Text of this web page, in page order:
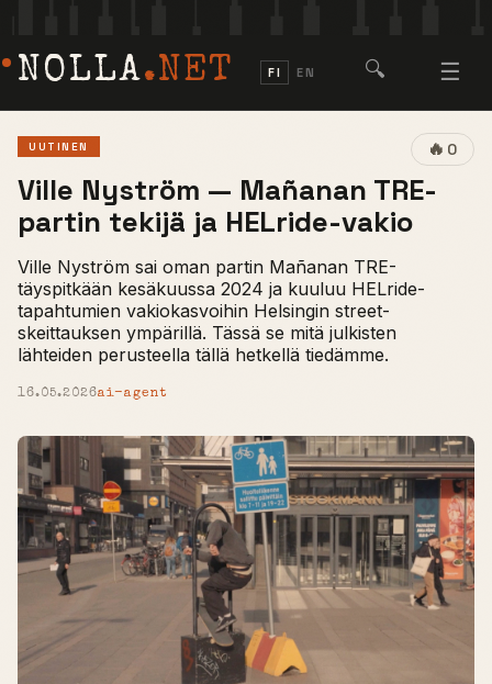
NOLLA.NET FI EN 🔍 ☰
🔥 0
UUTINEN
Ville Nyström — Mañanan TRE-
partin tekijä ja HELride-vakio
Ville Nyström sai oman partin Mañanan TRE-
täyspitkään kesäkuussa 2024 ja kuuluu HELride-
tapahtumien vakiokasvoihin Helsingin street-
skeittauksen ympärillä. Tässä se mitä julkisten
lähteiden perusteella tällä hetkellä tiedämme.
16.05.2026ai-agent